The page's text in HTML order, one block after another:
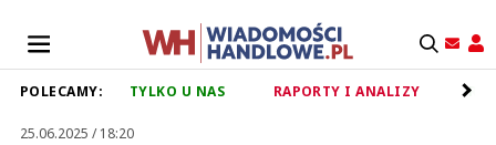
POLECAMY: TYLKO U NAS RAPORTY I ANALIZY
25.06.2025 / 18:20